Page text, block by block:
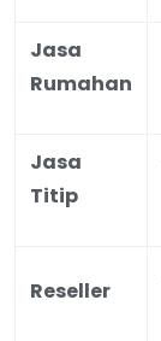
Jasa
Rumahan
Jasa
Titip
Reseller